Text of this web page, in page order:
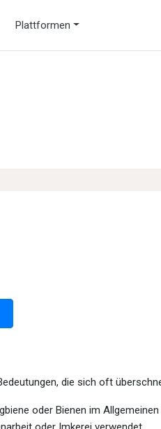
Plattformen
die sich oft
oder Bienen im